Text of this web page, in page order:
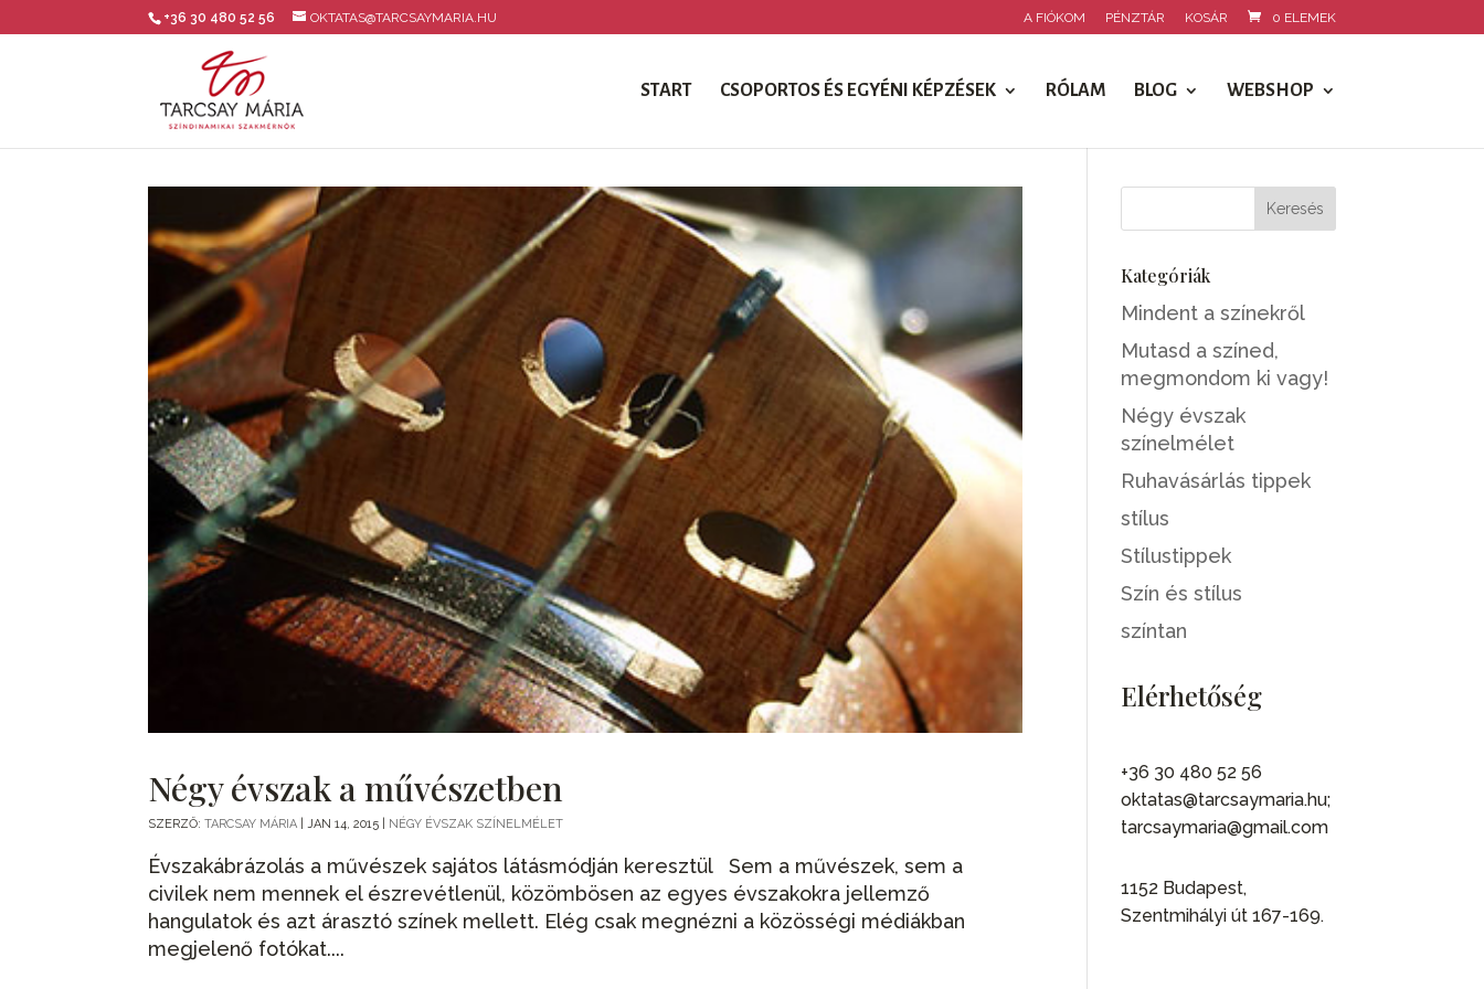
+36 30 480 52 56 OKTATAS@TARCSAYMARIA.HU A FIÓKOM PÉNZTÁR KOSÁR 0 ELEMEK
START CSOPORTOS ÉS EGYÉNI KÉPZÉSEK RÓLAM BLOG WEBSHOP
Négy évszak a művészetben
SZERZŐ:TARCSAY MÁRIA |JAN 14, 2015 NÉGY ÉVSZAK SZÍNELMÉLET
Évszakábrázolás a művészek sajátos látásmódján keresztül Sem a művészek, sem a
civilek nem mennek el észrevétlenül, közömbösen az egyes évszakokra jellemző
hangulatok és azt árasztó színek mellett. Elég csak megnézni a közösségi médiákban
megjelenő fotókat....
Kategóriák
Mindent a színekről
Mutasd a színed,
megmondom ki vagy!
Négy évszak
színelmélet
Ruhavásárlás tippek
stílus
Stílustippek
Szín és stílus
színtan
Elérhetőség
+36 30 480 52 56
oktatas@tarcsaymaria.hu;
tarcsaymaria@gmail.com
1152 Budapest,
Szentmihályi út 167-169.